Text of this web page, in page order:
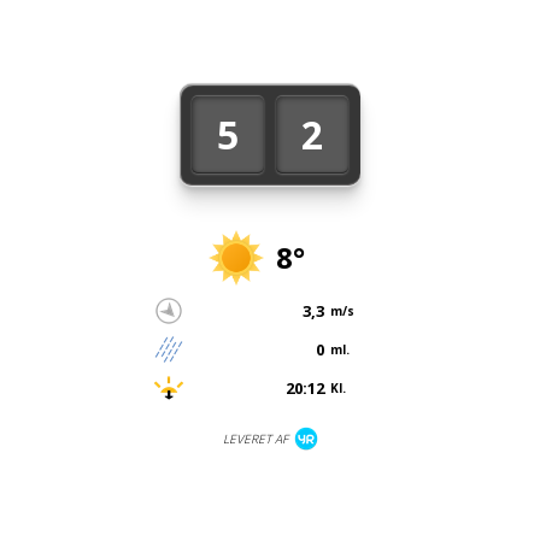
5 2
8°
3,3 m/s
0 ml.
20:12 Kl.
LEVERET AF